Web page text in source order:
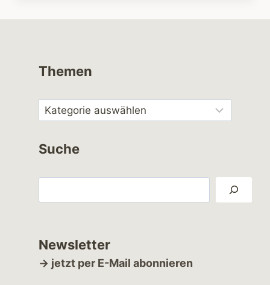
Themen
Suche
Newsletter
→ jetzt per E-Mail abonnieren